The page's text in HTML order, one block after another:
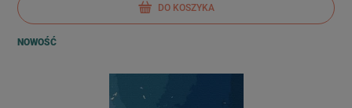
DO KOSZYKA
NOWOŚĆ